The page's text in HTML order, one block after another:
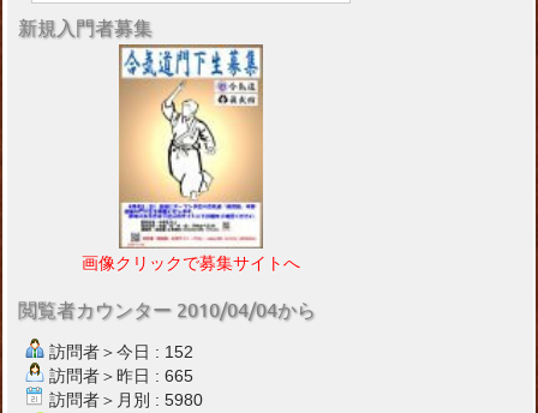
新規入門者募集
画像クリックで募集サイトへ
閲覧者カウンター 2010/04/04から
訪問者＞今日 : 152
訪問者＞昨日 : 665
訪問者＞月別 : 5980